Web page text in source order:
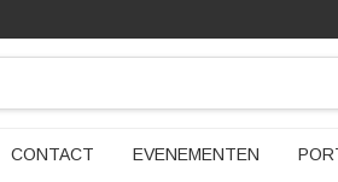
CONTACT EVENEMENTEN